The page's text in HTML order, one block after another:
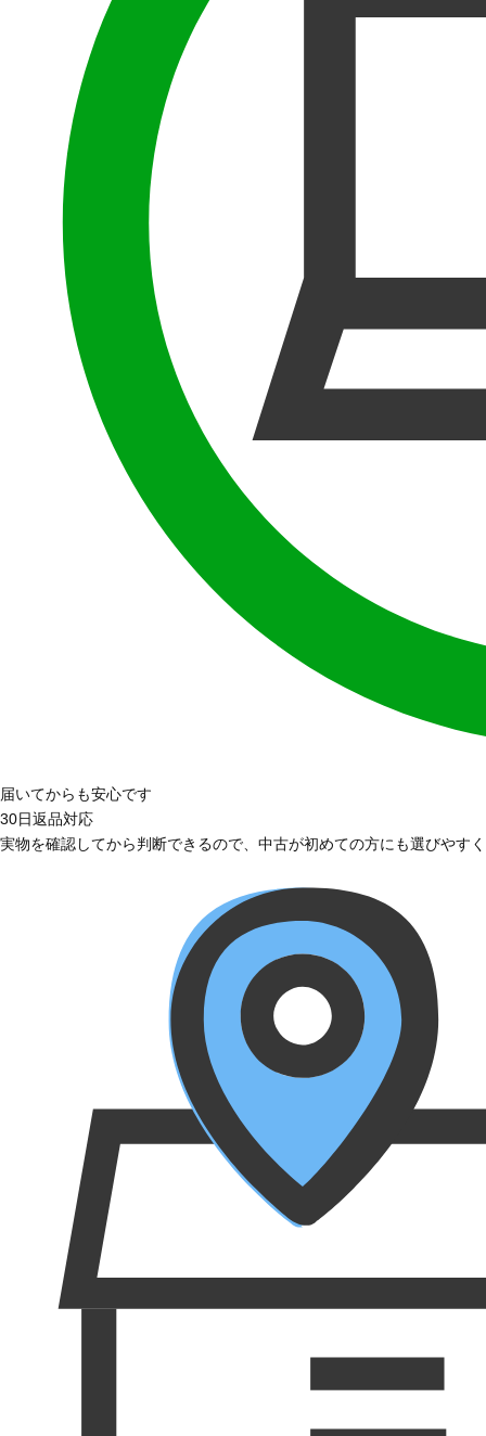
届いてからも安心です
30日返品対応
実物を確認してから判断できるので、中古が初めての方にも選びやす